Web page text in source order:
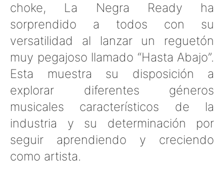
choke, La Negra Ready ha
sorprendido a todos con su
versatilidad al lanzar un reguetón
muy pegajoso llamado “Hasta Abajo”.
Esta muestra su disposición a
explorar diferentes géneros
musicales característicos de la
industria y su determinación por
seguir aprendiendo y creciendo
como artista.